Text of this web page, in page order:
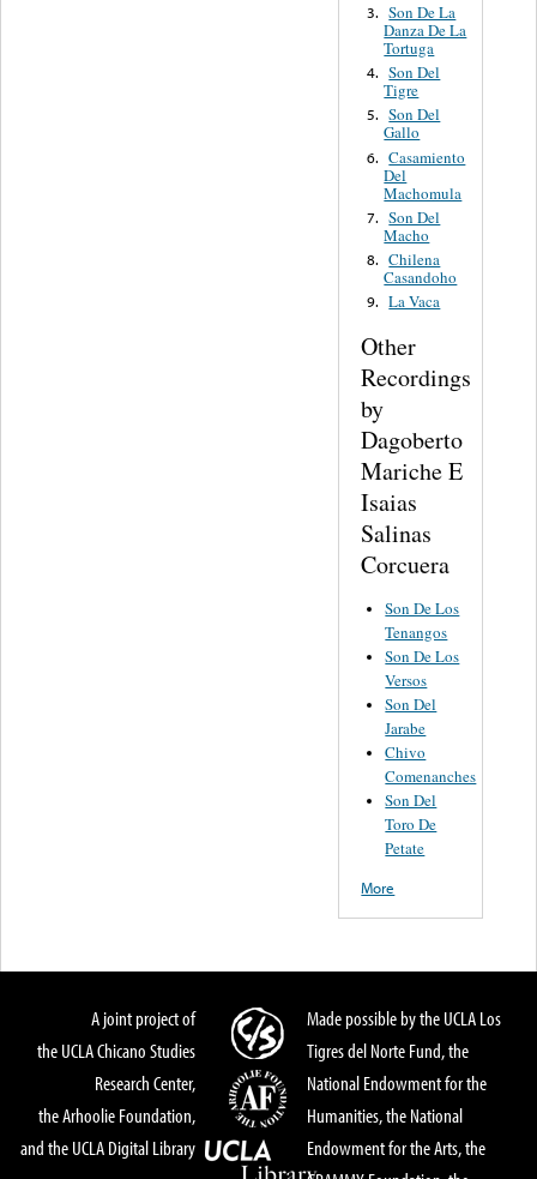
3. Son De La
Danza De La
Tortuga
4. Son Del
Tigre
5. Son Del
Gallo
6. Casamiento
Del
Machomula
7. Son Del
Macho
8. Chilena
Casandoho
9. La Vaca
Other
Recordings
by
Dagoberto
Mariche E
Isaias
Salinas
Corcuera
Son De Los
Tenangos
Son De Los
Versos
Son Del
Jarabe
Chivo
Comenanches
Son Del
Toro De
Petate
More
A joint project of
the UCLA Chicano Studies
Research Center,
the Arhoolie Foundation,
and the UCLA Digital Library
Made possible by the UCLA Los
Tigres del Norte Fund, the
National Endowment for the
Humanities, the National
Endowment for the Arts, the